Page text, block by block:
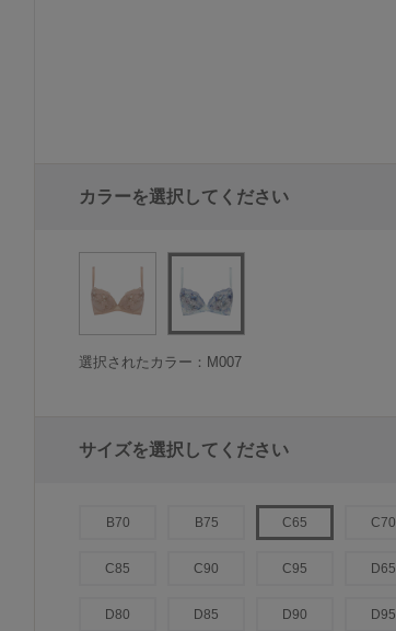
カラーを選択してください
選択されたカラー：M007
サイズを選択してください
B70 B75 C65 C70
C85 C90 C95 D65
D80 D85 D90 D95